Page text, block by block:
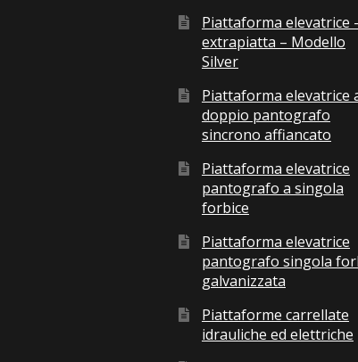
Piattaforma elevatrice
extrapiatta – Modello
Silver
Piattaforma elevatrice
doppio pantografo
sincrono affiancato
Piattaforma elevatrice
pantografo a singola
forbice
Piattaforma elevatrice
pantografo singola
galvanizzata
Piattaforme carrellate
idrauliche ed elettriche